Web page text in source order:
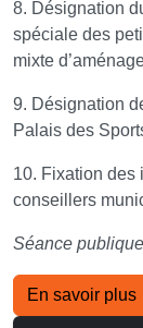
8. Désignation
spéciale des
mixte
9. Désignation
Palais des
10. Fixation des
conseillers
Séance publique
En savoir plus